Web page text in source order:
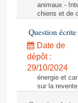
animaux -
chiens et de
Question
Date de
dépôt :
29/10/2024
énergie et
sur la